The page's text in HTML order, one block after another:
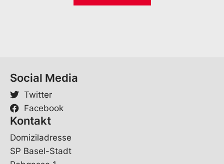
Social Media
Twitter
Facebook
Kontakt
Domiziladresse
SP Basel-Stadt